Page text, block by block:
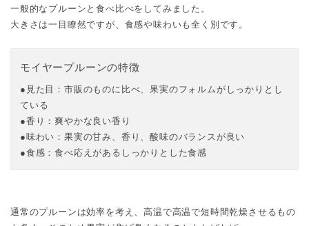
一般的なプルーンと食べ比べをしてみました。
大きさは一目瞭然ですが、食感や味わいも全く別です。
モイヤープルーンの特徴
見た目：市販のものに比べ、果実のフォルムがしっかりとし
ている
香り：爽やかな良い香り
味わい：果実の甘み、香り、酸味のバランスが良い
食感：食べ応えがあるしっかりとした食感
通常のプルーンは効率を考え、高温で高温で短時間乾燥させるもの